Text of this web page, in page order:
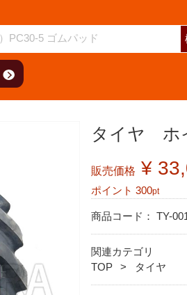
タイヤ ホ
販売価格 ¥
ポイント 300pt
商品コード： TY-
関連カテゴリ
TOP
タイヤ